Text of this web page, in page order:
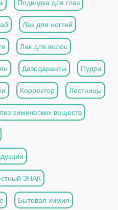
Подводка для глаз
Лак для ногтей
Лак для волос
Дезодаранты Пудра
Корректор Лестницы
химических веществ
ЗНАК
Бытовая химия